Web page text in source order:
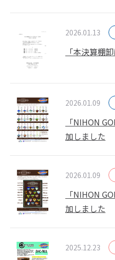
2026.01.13
「本決算棚
2026.01.09
「NIHON
加しました
2026.01.09
「NIHON
加しました
2025.12.23